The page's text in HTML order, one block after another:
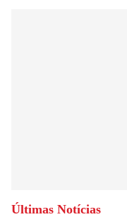
Últimas Notícias